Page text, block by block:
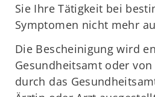
Sie Ihre Tätigkeit bei
Symptomen nicht mehr
Die Bescheinigung wird
Gesundheitsamt oder
durch das